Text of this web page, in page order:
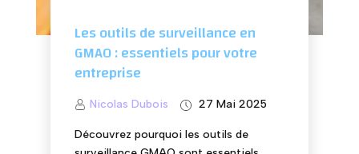
Les outils de surveillance en
GMAO : essentiels pour votre
entreprise
Nicolas Dubois 27 Mai 2025
Découvrez pourquoi les outils de